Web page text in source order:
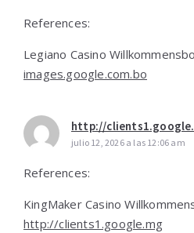
References:
Legiano Casino
images.google.com.bo
http://
julio 12, 2026 a las 12:06 am
References:
KingMaker Casino
http://clients1.google.mg